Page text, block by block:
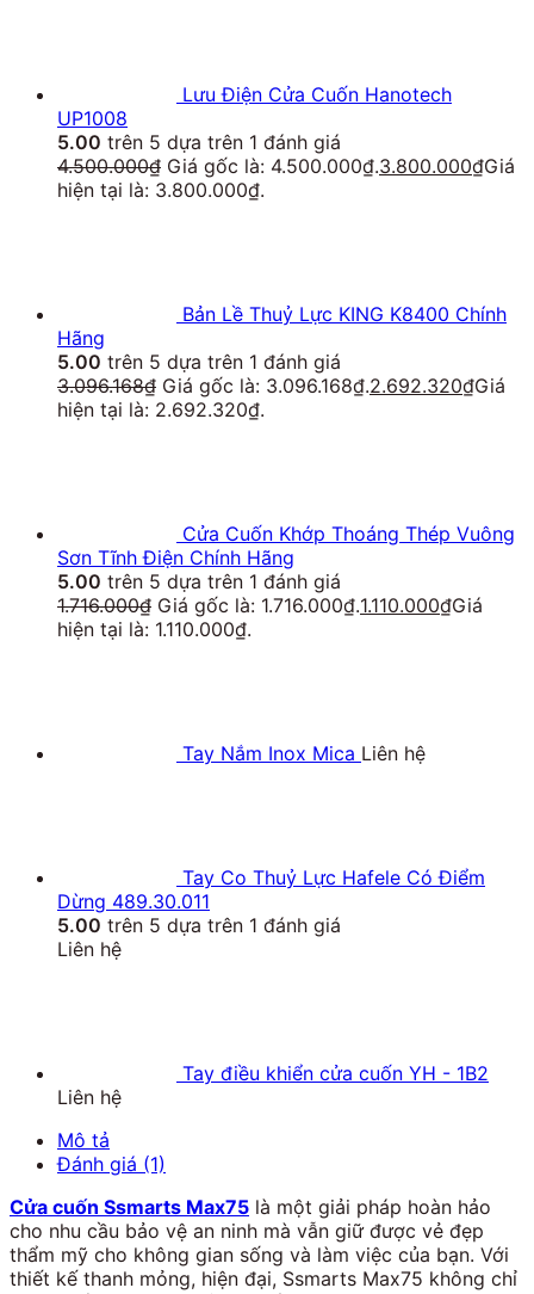
Lưu Điện Cửa Cuốn Hanotech
UP1008
5.00 trên 5 dựa trên 1 đánh giá
4.500.000₫ Giá gốc là: 4.500.000₫.3.800.000₫Giá
hiện tại là: 3.800.000₫.
Bản Lề Thuỷ Lực KING K8400 Chính
Hãng
5.00 trên 5 dựa trên 1 đánh giá
3.096.168₫ Giá gốc là: 3.096.168₫.2.692.320₫Giá
hiện tại là: 2.692.320₫.
Cửa Cuốn Khớp Thoáng Thép Vuông
Sơn Tĩnh Điện Chính Hãng
5.00 trên 5 dựa trên 1 đánh giá
1.716.000₫ Giá gốc là: 1.716.000₫.1.110.000₫Giá
hiện tại là: 1.110.000₫.
Tay Nắm Inox Mica Liên hệ
Tay Co Thuỷ Lực Hafele Có Điểm
Dừng 489.30.011
5.00 trên 5 dựa trên 1 đánh giá
Liên hệ
Tay điều khiển cửa cuốn YH - 1B2
Liên hệ
Mô tả
Đánh giá (1)
Cửa cuốn Ssmarts Max75 là một giải pháp hoàn hảo
cho nhu cầu bảo vệ an ninh mà vẫn giữ được vẻ đẹp
thẩm mỹ cho không gian sống và làm việc của bạn. Với
thiết kế thanh mỏng, hiện đại, Ssmarts Max75 không chỉ